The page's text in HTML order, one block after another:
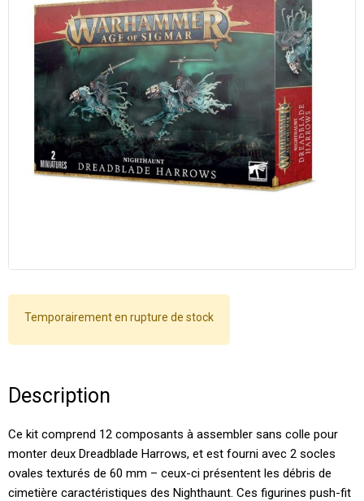
Temporairement en rupture de stock
Description
Ce kit comprend 12 composants à assembler sans colle pour
monter deux Dreadblade Harrows, et est fourni avec 2 socles
ovales texturés de 60 mm – ceux-ci présentent les débris de
cimetière caractéristiques des Nighthaunt. Ces figurines push-fit